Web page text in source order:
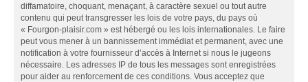
diffamatoire, choquant, menaçant, à caractère sexuel ou tout autre
contenu qui peut transgresser les lois de votre pays, du pays où
« Fourgon-plaisir.com » est hébergé ou les lois internationales. Le faire
peut vous mener à un bannissement immédiat et permanent, avec une
notification à votre fournisseur d’accès à Internet si nous le jugeons
nécessaire. Les adresses IP de tous les messages sont enregistrées
pour aider au renforcement de ces conditions. Vous acceptez que